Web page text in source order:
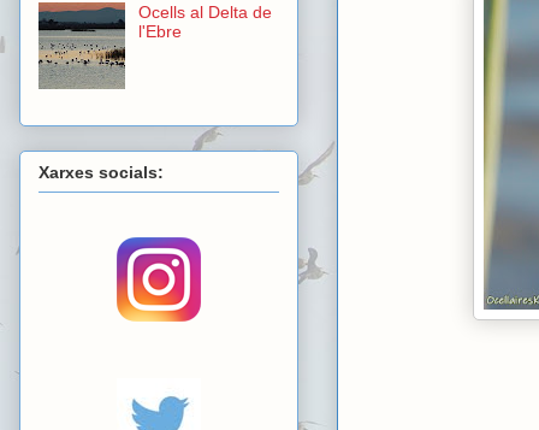
Ocells al Delta de
l'Ebre
Xarxes socials: